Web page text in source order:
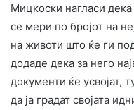
Мицкоски нагласи дека
се мери по бројот на
на животи што ќе ги
додаде дека за него
документи ќе усвојат,
да ја градат својата